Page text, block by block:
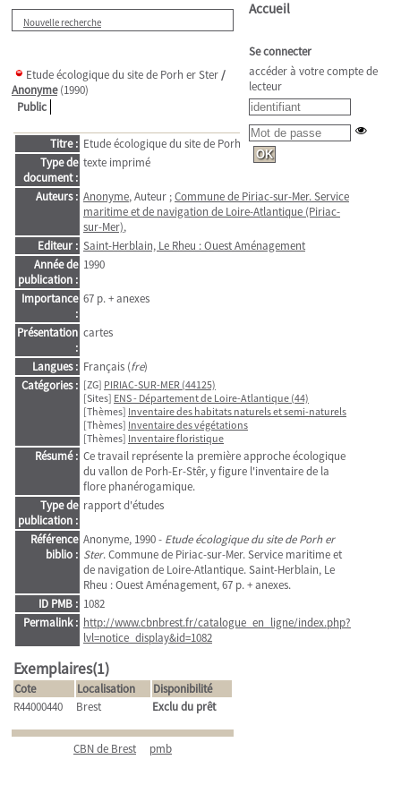
Nouvelle recherche
Etude écologique du site de Porh er Ster/
Anonyme(1990)
Public
Titre : Etude écologique du site de Porh er Ster
Type de
document :
texte imprimé
Auteurs : Anonyme, Auteur ;Commune de Piriac-sur-Mer. Service
maritime et de navigation de Loire-Atlantique (Piriac-
sur-Mer),
Editeur : Saint-Herblain, Le Rheu : Ouest Aménagement
Année de
publication :
1990
Importance
:
67 p. + anexes
Présentation
:
cartes
Langues : Français (fre)
Catégories : [ZG] PIRIAC-SUR-MER (44125)
[Sites] ENS - Département de Loire-Atlantique (44)
[Thèmes] Inventaire des habitats naturels et semi-naturels
[Thèmes] Inventaire des végétations
[Thèmes] Inventaire floristique
Résumé : Ce travail représente la première approche écologique
du vallon de Porh-Er-Stêr, y figure l'inventaire de la
flore phanérogamique.
Type de
publication :
rapport d'études
Référence
biblio :
Anonyme, 1990 - Etude écologique du site de Porh er
Ster. Commune de Piriac-sur-Mer. Service maritime et
de navigation de Loire-Atlantique. Saint-Herblain, Le
Rheu : Ouest Aménagement, 67 p. + anexes.
ID PMB : 1082
Permalink : http://www.cbnbrest.fr/catalogue_en_ligne/index.php?
lvl=notice_display&id=1082
Exemplaires(1)
Cote Localisation
Disponibilité
R44000440
Brest Exclu du prêt
CBN de Brest pmb
Accueil
Se connecter
accéder à votre compte de
lecteur